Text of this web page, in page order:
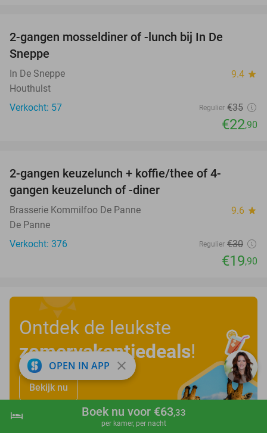
shopping_cart Boek nu
hotel Boek nu voor €63,33
per kamer, per nacht
2-gangen mosseldiner of -lunch bij In De
Sneppe
In De Sneppe 9.4 star
Houthulst
Verkocht: 57
Regulier €35
€22,90
2-gangen keuzelunch + koffie/thee of 4-
gangen keuzelunch of -diner
Brasserie Kommilfoo De Panne 9.6 star
De Panne
Verkocht: 376
Regulier €30
€19,90
Ontdek de leukste
zomervakantiedeals!
Bekijk nu
OPEN IN APP close